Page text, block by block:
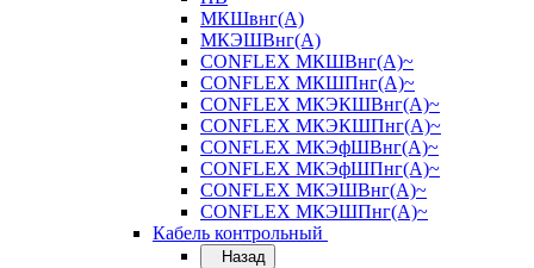
МКШвнг(А)
МКЭШВнг(А)
CONFLEX МКШВнг(А)~
CONFLEX МКШПнг(А)~
CONFLEX МКЭКШВнг(А)~
CONFLEX МКЭКШПнг(А)~
CONFLEX МКЭфШВнг(А)~
CONFLEX МКЭфШПнг(А)~
CONFLEX МКЭШВнг(А)~
CONFLEX МКЭШПнг(А)~
Кабель контрольный
Назад